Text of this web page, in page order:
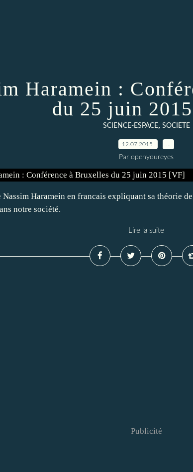
Haramein :
du 25 juin
SCIENCE-ESPACE, SOCIETE
12.07.2015
Par openyoureyes
Nassim Haramein en francais expliquant sa théorie
notre société.
Lire la suite
Publicité